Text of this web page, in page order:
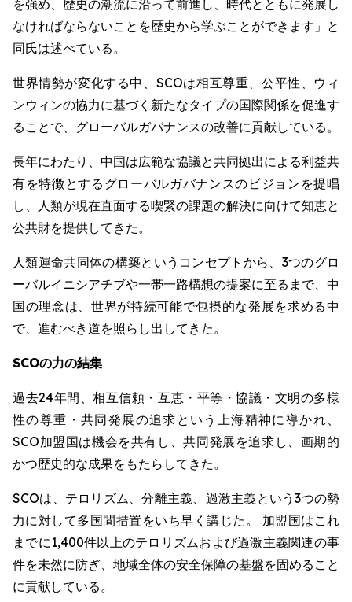
を強め、歴史の潮流に沿って前進し、時代とともに発展し
なければならないことを歴史から学ぶことができます」と
同氏は述べている。
世界情勢が変化する中、SCOは相互尊重、公平性、ウィ
ンウィンの協力に基づく新たなタイプの国際関係を促進す
ることで、グローバルガバナンスの改善に貢献している。
長年にわたり、中国は広範な協議と共同拠出による利益共
有を特徴とするグローバルガバナンスのビジョンを提唱
し、人類が現在直面する喫緊の課題の解決に向けて知恵と
公共財を提供してきた。
人類運命共同体の構築というコンセプトから、3つのグロ
ーバルイニシアチブや一帯一路構想の提案に至るまで、中
国の理念は、世界が持続可能で包摂的な発展を求める中
で、進むべき道を照らし出してきた。
SCOの力の結集
過去24年間、相互信頼・互恵・平等・協議・文明の多様
性の尊重・共同発展の追求という上海精神に導かれ、
SCO加盟国は機会を共有し、共同発展を追求し、画期的
かつ歴史的な成果をもたらしてきた。
SCOは、テロリズム、分離主義、過激主義という3つの勢
力に対して多国間措置をいち早く講じた。 加盟国はこれ
までに1,400件以上のテロリズムおよび過激主義関連の事
件を未然に防ぎ、地域全体の安全保障の基盤を固めること
に貢献している。